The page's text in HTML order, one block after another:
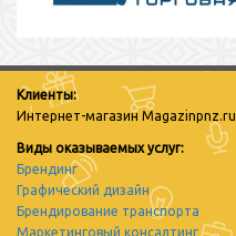
Клиенты:
Интернет-магазин Magazinpnz.ru
Виды оказываемых услуг:
Брендинг
Графический дизайн
Брендирование транспорта
Маркетинговый консалтинг